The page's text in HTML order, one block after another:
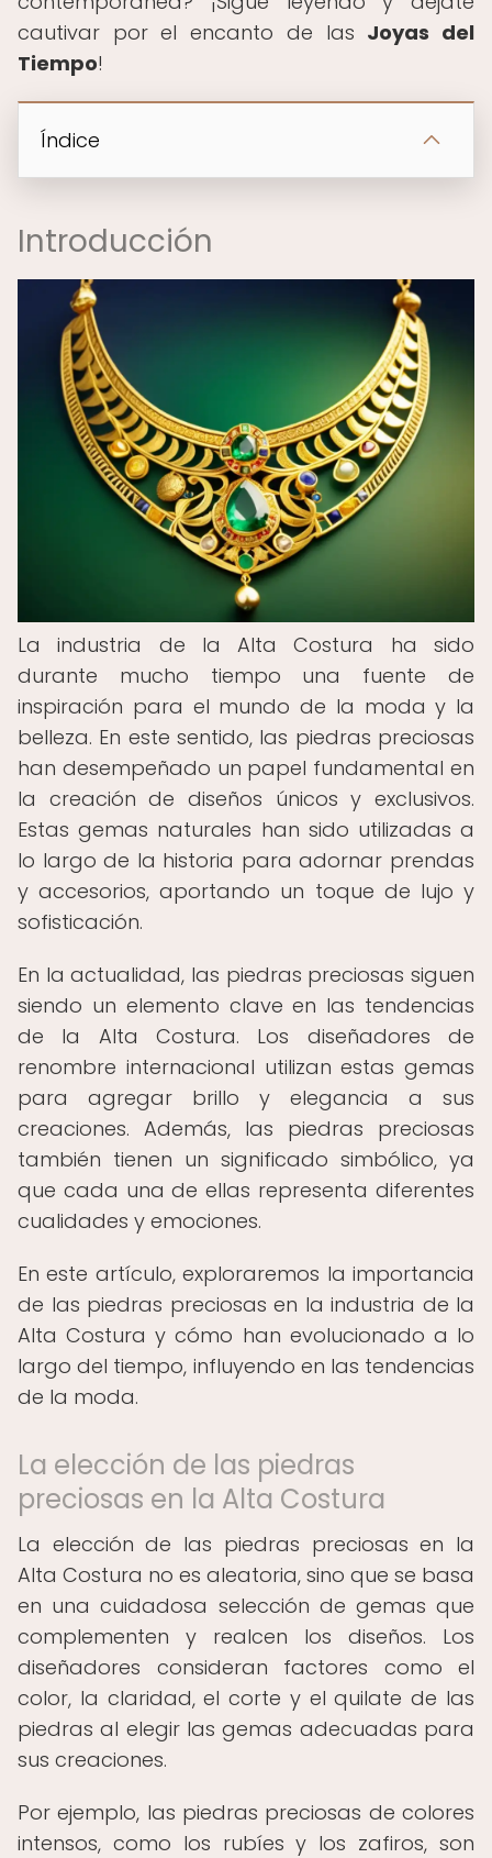
cautivar por el encanto de las Joyas del
Tiempo!
Índice
Introducción
La industria de la Alta Costura ha sido
durante mucho tiempo una fuente de
inspiración para el mundo de la moda y la
belleza. En este sentido, las piedras preciosas
han desempeñado un papel fundamental en
la creación de diseños únicos y exclusivos.
Estas gemas naturales han sido utilizadas a
lo largo de la historia para adornar prendas
y accesorios, aportando un toque de lujo y
sofisticación.
En la actualidad, las piedras preciosas siguen
siendo un elemento clave en las tendencias
de la Alta Costura. Los diseñadores de
renombre internacional utilizan estas gemas
para agregar brillo y elegancia a sus
creaciones. Además, las piedras preciosas
también tienen un significado simbólico, ya
que cada una de ellas representa diferentes
cualidades y emociones.
En este artículo, exploraremos la importancia
de las piedras preciosas en la industria de la
Alta Costura y cómo han evolucionado a lo
largo del tiempo, influyendo en las tendencias
de la moda.
La elección de las piedras
preciosas en la Alta Costura
La elección de las piedras preciosas en la
Alta Costura no es aleatoria, sino que se basa
en una cuidadosa selección de gemas que
complementen y realcen los diseños. Los
diseñadores consideran factores como el
color, la claridad, el corte y el quilate de las
piedras al elegir las gemas adecuadas para
sus creaciones.
Por ejemplo, las piedras preciosas de colores
intensos, como los rubíes y los zafiros, son